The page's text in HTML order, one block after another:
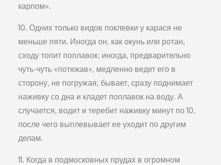
карпом».
10. Одних только видов поклевки у карася не
меньше пяти. Иногда он, как окунь или ротан,
сходу топит поплавок; иногда, предварительно
чуть-чуть «потюкав», медленно ведет его в
сторону, не погружая; бывает, сразу поднимает
наживку со дна и кладет поплавок на воду. А
случается, водит и теребит наживку минут по 10,
после чего выплевывает ее уходит по другим
делам.
11. Когда в подмосковных прудах в огромном